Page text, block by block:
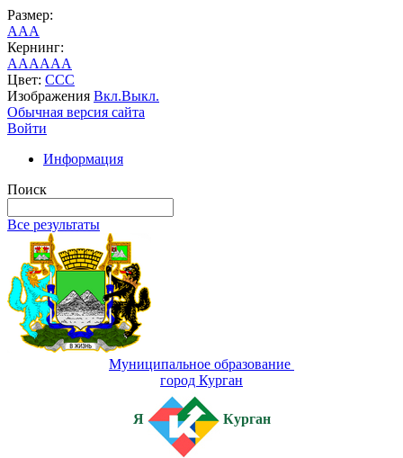
Размер:
AAA
Кернинг:
AAAAAA
Цвет: CCC
Изображения Вкл.Выкл.
Обычная версия сайта
Войти
Информация
Поиск
Все результаты
Муниципальное образование
город Курган
Я Курган